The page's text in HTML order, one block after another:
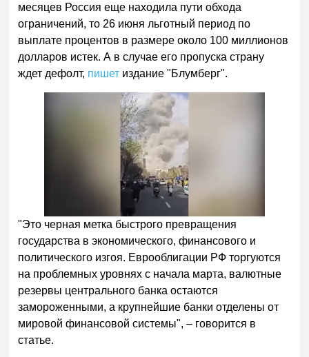
месяцев Россия еще находила пути обхода
ограничений, то 26 июня льготный период по
выплате процентов в размере около 100 миллионов
долларов истек. А в случае его пропуска страну
ждет дефолт, пишет издание "Блумберг".
"Это черная метка быстрого превращения
государства в экономического, финансового и
политического изгоя. Еврооблигации РФ торгуются
на проблемных уровнях с начала марта, валютные
резервы центрального банка остаются
замороженными, а крупнейшие банки отделены от
мировой финансовой системы", – говорится в
статье.